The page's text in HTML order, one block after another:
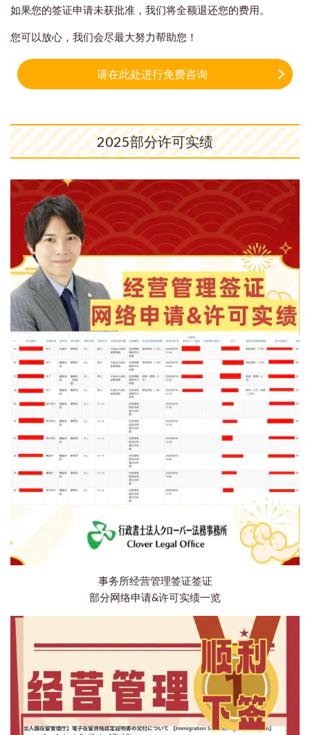
如果您的签证申请未获批准，我们将全额退还您的费用。
您可以放心，我们会尽最大努力帮助您！
请在此处进行免费咨询
2025部分许可实绩
事务所经营管理签证签证
部分网络申请&许可实绩一览